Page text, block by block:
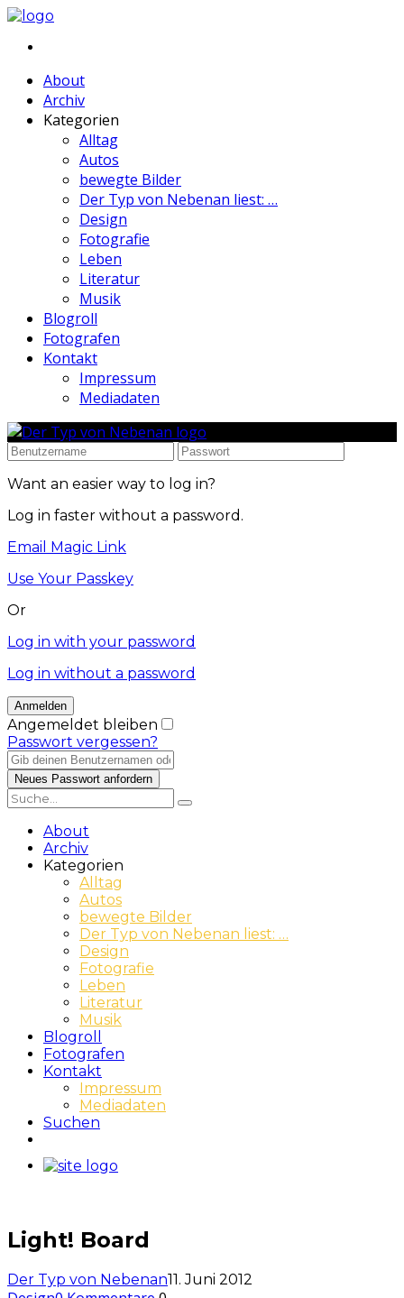
About
Archiv
Kategorien
Alltag
Autos
bewegte Bilder
Der Typ von Nebenan liest: …
Design
Fotografie
Leben
Literatur
Musik
Blogroll
Fotografen
Kontakt
Impressum
Mediadaten
Want an easier way to log in?
Log in faster without a password.
Email Magic Link
Use Your Passkey
Or
Log in with your password
Log in without a password
Angemeldet bleiben
Passwort vergessen?
About
Archiv
Kategorien
Alltag
Autos
bewegte Bilder
Der Typ von Nebenan liest: …
Design
Fotografie
Leben
Literatur
Musik
Blogroll
Fotografen
Kontakt
Impressum
Mediadaten
Suchen
Light! Board
Der Typ von Nebenan11. Juni 2012